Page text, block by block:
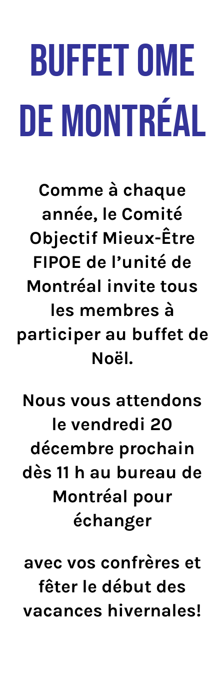
Réunions
Activités
Informations
Contactez-nous
Buffet OME
de Montréal
Comme à chaque
année, le Comité
Objectif Mieux-Être
FIPOE de l’unité de
Montréal invite tous
les membres à
participer au buffet de
Noël.
Nous vous attendons
le vendredi 20
décembre prochain
dès 11 h au bureau de
Montréal pour
échanger
avec vos confrères et
fêter le début des
vacances hivernales!